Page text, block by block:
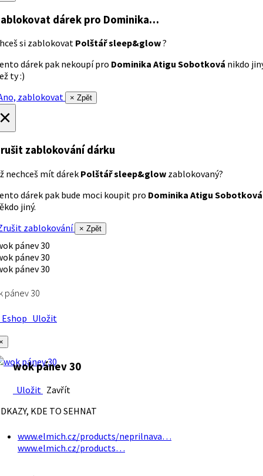
dárek pro Dominika…
si zablokovat Polštář sleep&glow?
dárek pak nekoupí pro Dominika Atigu Sobotková nikdo
ty :)
zablokovat
× Zpět
zablokování dárku
nechceš mít dárek Polštář sleep&glow zablokovaný?
dárek pak bude moci koupit pro Dominika Atigu Sobotková
jiný.
zablokování
× Zpět
pánev 30
Uložit
wok pánev 30
Uložit Zavřít
KDE TO SEHNAT
www.elmich.cz/products/neprilnava…
www.elmich.cz/products…